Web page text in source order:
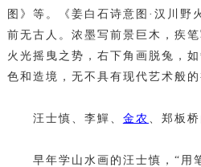
图》等。《姜白石诗意图·汉川
前无古人。浓墨写前景巨木，疾
火光摇曳之势，右下角画脱兔，
色和造境，无不具有现代艺术般
汪士慎、李鱓、 金农 、郑板
早年学山水画的汪士慎，“用